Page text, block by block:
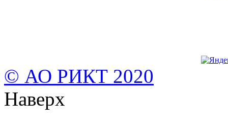
© АО РИКТ 2020
Наверх